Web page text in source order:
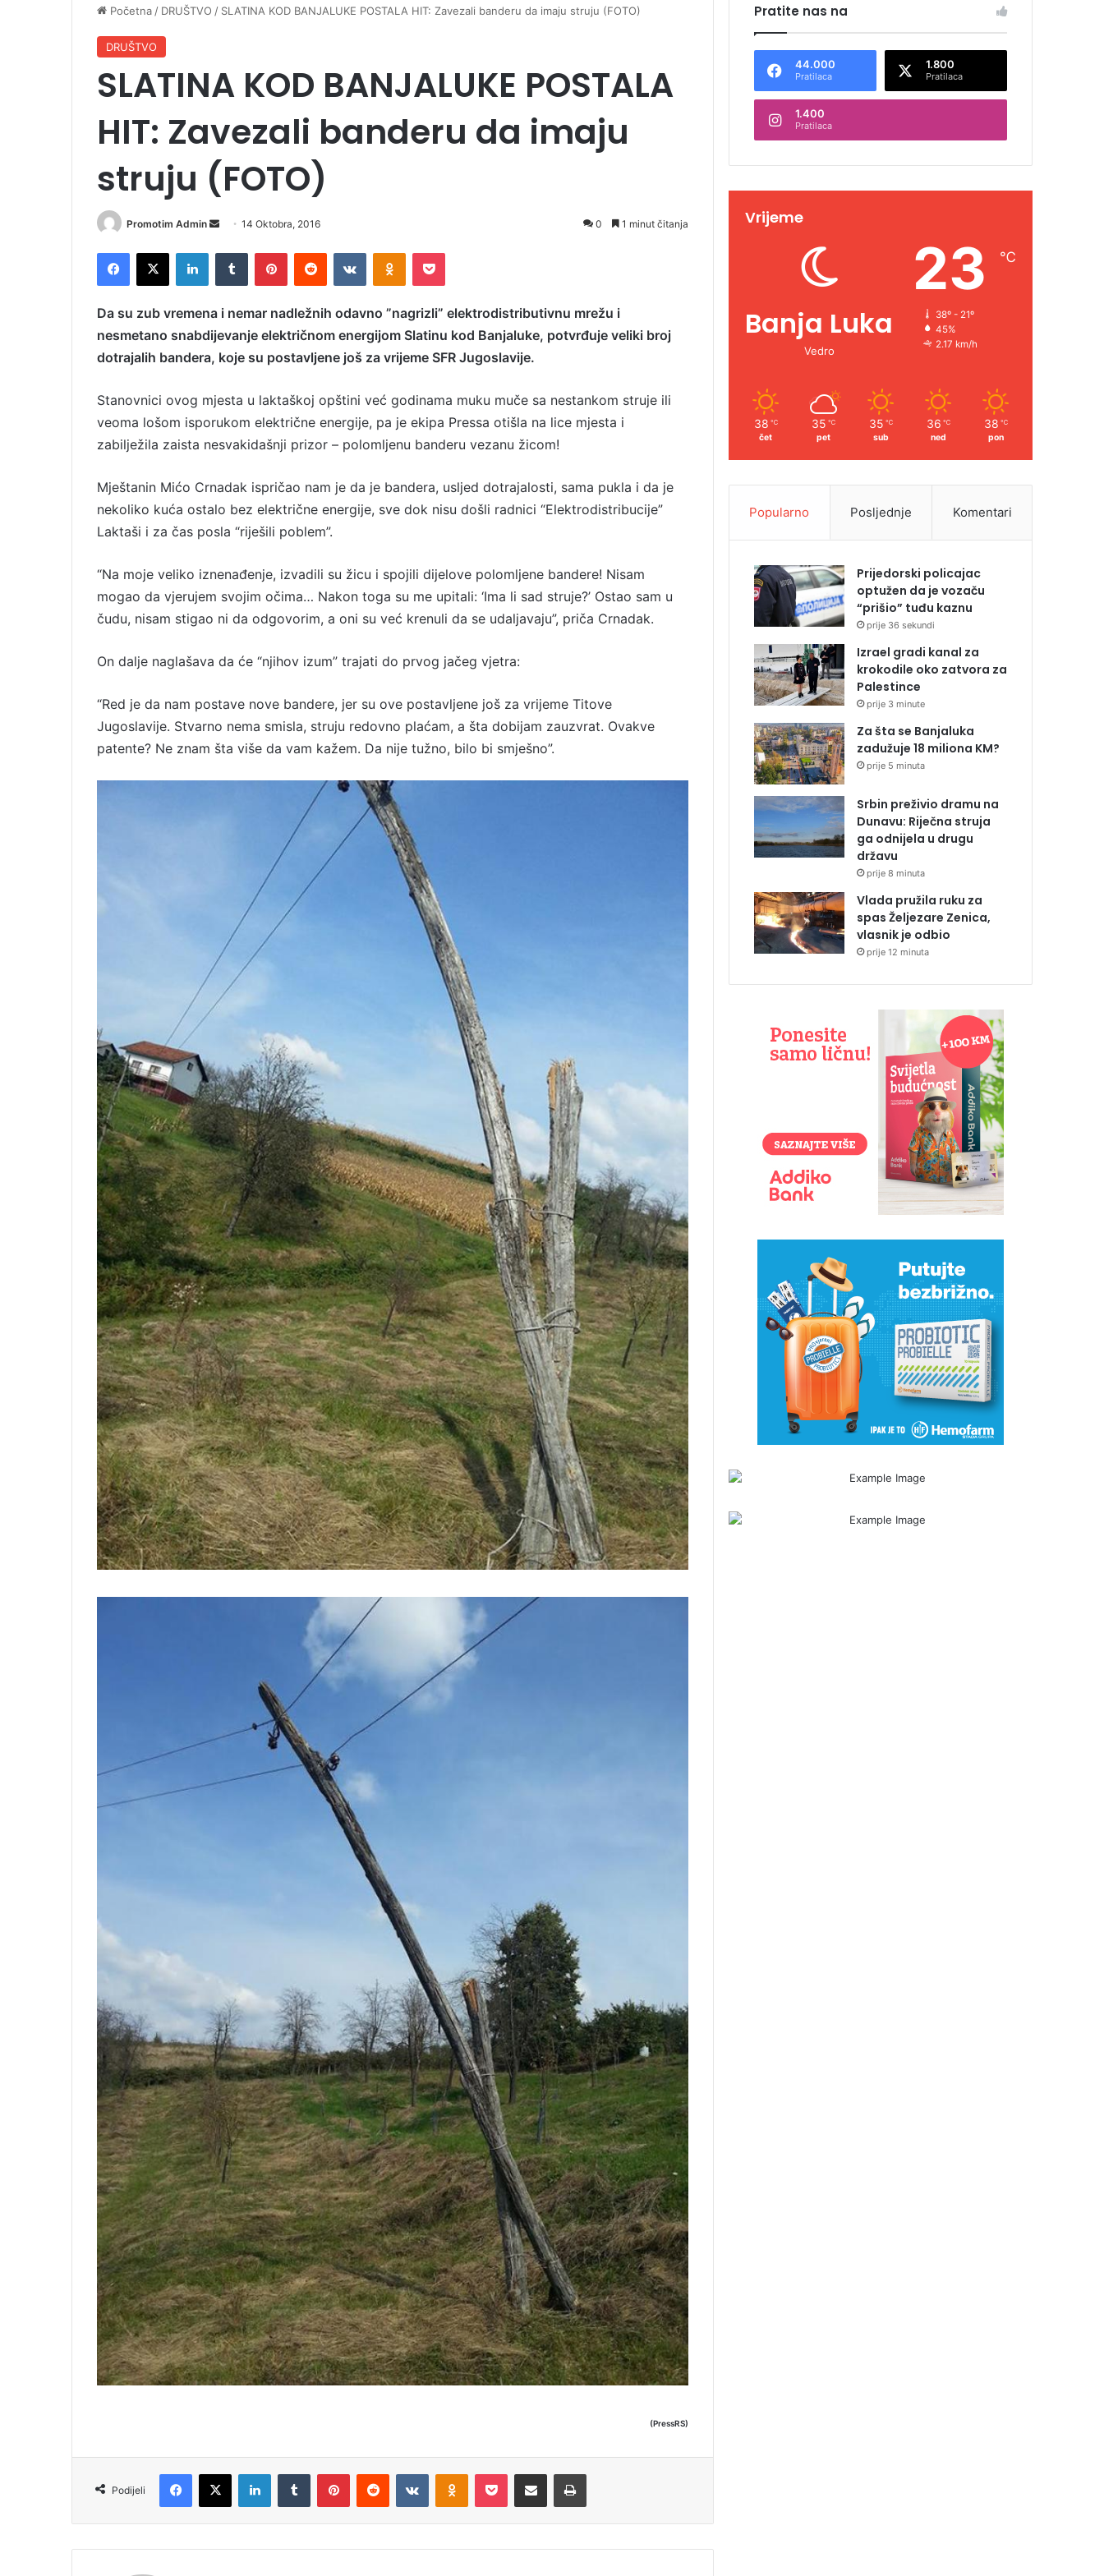
Početna / DRUŠTVO / SLATINA KOD BANJALUKE POSTALA HIT: Zavezali banderu da imaju struju (FOTO)
DRUŠTVO
SLATINA KOD BANJALUKE POSTALA
HIT: Zavezali banderu da imaju
struju (FOTO)
Promotim Admin
e
m
i
l
14 Oktobra, 2016 0 1 minut čitanja
Da su zub vremena i nemar nadležnih odavno ”nagrizli” elektrodistributivnu mrežu i
nesmetano snabdijevanje električnom energijom Slatinu kod Banjaluke, potvrđuje veliki broj
dotrajalih bandera, koje su postavljene još za vrijeme SFR Jugoslavije.
Stanovnici ovog mjesta u laktaškoj opštini već godinama muku muče sa nestankom struje ili
veoma lošom isporukom električne energije, pa je ekipa Pressa otišla na lice mjesta i
zabilježila zaista nesvakidašnji prizor – polomljenu banderu vezanu žicom!
Mještanin Mićo Crnadak ispričao nam je da je bandera, usljed dotrajalosti, sama pukla i da je
nekoliko kuća ostalo bez električne energije, sve dok nisu došli radnici “Elektrodistribucije”
Laktaši i za čas posla “riješili poblem”.
“Na moje veliko iznenađenje, izvadili su žicu i spojili dijelove polomljene bandere! Nisam
mogao da vjerujem svojim očima… Nakon toga su me upitali: ‘Ima li sad struje?’ Ostao sam u
čudu, nisam stigao ni da odgovorim, a oni su već krenuli da se udaljavaju”, priča Crnadak.
On dalje naglašava da će “njihov izum” trajati do prvog jačeg vjetra:
“Red je da nam postave nove bandere, jer su ove postavljene još za vrijeme Titove
Jugoslavije. Stvarno nema smisla, struju redovno plaćam, a šta dobijam zauzvrat. Ovakve
patente? Ne znam šta više da vam kažem. Da nije tužno, bilo bi smješno”.
(PressRS)
Podijeli
Pratite nas na
44.000
Pratilaca
1.800
Pratilaca
1.400
Pratilaca
Vrijeme
Banja Luka
Vedro
23 ℃
38º - 21º
45%
2.17 km/h
38 ℃
čet
35 ℃
pet
35 ℃
sub
36 ℃
ned
38 ℃
pon
Popularno Posljednje Komentari
Prijedorski policajac
optužen da je vozaču
“prišio” tuđu kaznu
prije 36 sekundi
Izrael gradi kanal za
krokodile oko zatvora za
Palestince
prije 3 minute
Za šta se Banjaluka
zadužuje 18 miliona KM?
prije 5 minuta
Srbin preživio dramu na
Dunavu: Riječna struja
ga odnijela u drugu
državu
prije 8 minuta
Vlada pružila ruku za
spas Željezare Zenica,
vlasnik je odbio
prije 12 minuta